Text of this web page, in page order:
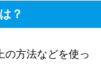
？
の方法などを使っ